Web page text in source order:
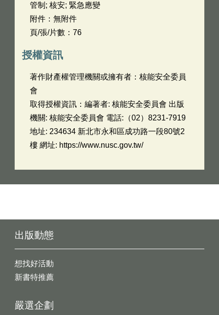
管制; 核安; 緊急應變
附件：無附件
頁/張/片數：76
授權資訊
著作財產權管理機關或擁有者：核能安全委員
會
取得授權資訊：編著者: 核能安全委員會 出版
機關: 核能安全委員會 電話:（02）8231-7919
地址: 234634 新北市永和區成功路一段80號2
樓 網址: https://www.nusc.gov.tw/
出版動態
想找好活動
新書特推薦
嚴選企劃